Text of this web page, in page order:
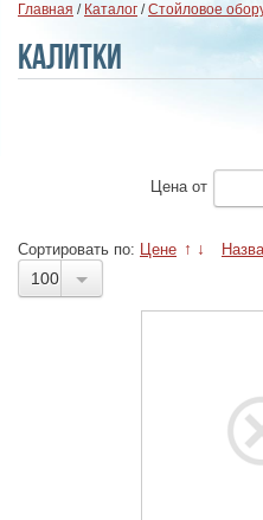
Главная / Каталог /Стойловое
Калитки
Ценаот
Сортировать по: Цене ↑ ↓
100